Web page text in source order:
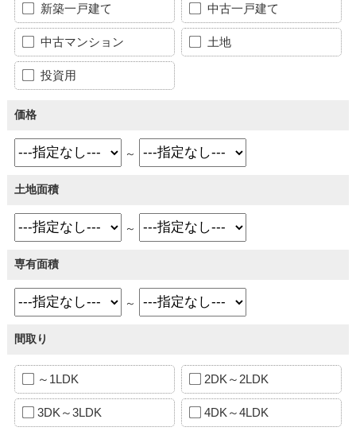
新築一戸建て 中古一戸建て
中古マンション 土地
投資用
価格
～
土地面積
～
専有面積
～
間取り
～1LDK 2DK～2LDK
3DK～3LDK 4DK～4LDK